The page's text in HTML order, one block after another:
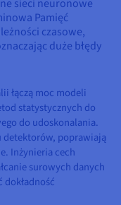
sieci neuronowe
Pamięć
czasowe,
duże błędy
łączą moc modeli
statystycznych do
do udoskonalania.
detektorów, poprawiają
Inżynieria cech
surowych danych
dokładność